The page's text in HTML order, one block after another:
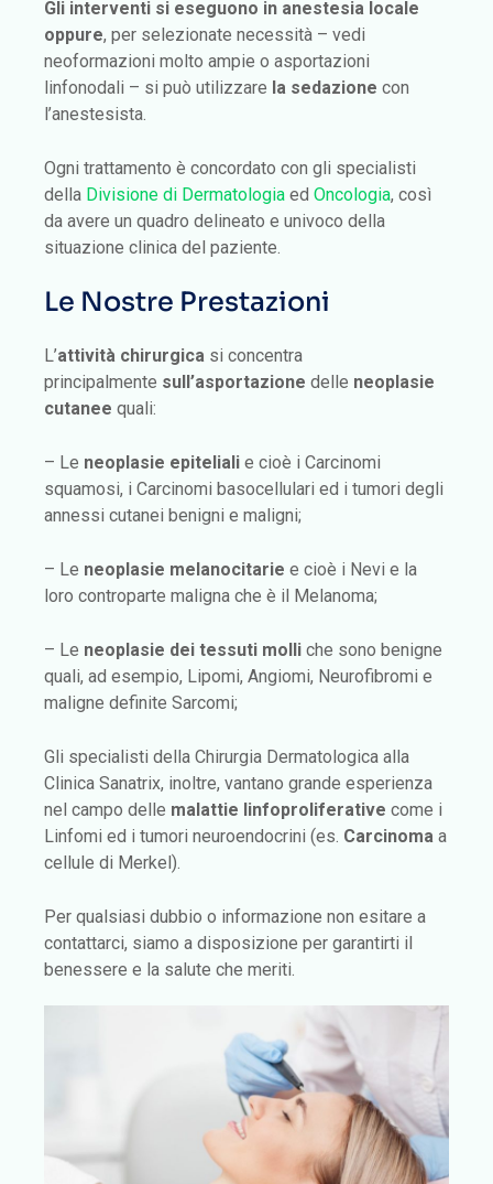
Gli interventi si eseguono in anestesia locale
oppure, per selezionate necessità – vedi
neoformazioni molto ampie o asportazioni
linfonodali – si può utilizzare la sedazione con
l’anestesista.
Ogni trattamento è concordato con gli specialisti
della Divisione di Dermatologia ed Oncologia, così
da avere un quadro delineato e univoco della
situazione clinica del paziente.
Le Nostre Prestazioni
L’attività chirurgica si concentra
principalmente sull’asportazione delle neoplasie
cutanee quali:
– Le neoplasie epiteliali e cioè i Carcinomi
squamosi, i Carcinomi basocellulari ed i tumori degli
annessi cutanei benigni e maligni;
– Le neoplasie melanocitarie e cioè i Nevi e la
loro controparte maligna che è il Melanoma;
– Le neoplasie dei tessuti molli che sono benigne
quali, ad esempio, Lipomi, Angiomi, Neurofibromi e
maligne definite Sarcomi;
Gli specialisti della Chirurgia Dermatologica alla
Clinica Sanatrix, inoltre, vantano grande esperienza
nel campo delle malattie linfoproliferative come i
Linfomi ed i tumori neuroendocrini (es. Carcinoma a
cellule di Merkel).
Per qualsiasi dubbio o informazione non esitare a
contattarci, siamo a disposizione per garantirti il
benessere e la salute che meriti.